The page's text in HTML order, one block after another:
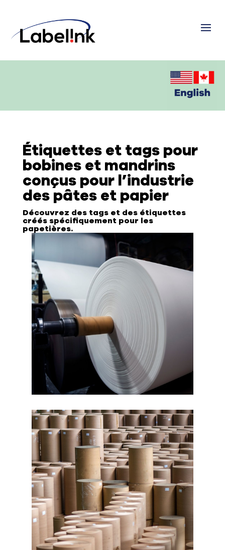
Étiquettes et tags pour
bobines et mandrins
conçus pour l’industrie
des pâtes et papier
Découvrez des tags et des étiquettes
créés spécifiquement pour les
papetières.